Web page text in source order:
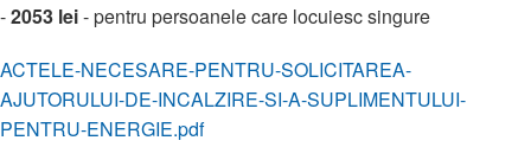
-2053 lei- pentru persoanele care locuiesc singure
ACTELE-NECESARE-PENTRU-SOLICITAREA-
AJUTORULUI-DE-INCALZIRE-SI-A-SUPLIMENTULUI-
PENTRU-ENERGIE.pdf